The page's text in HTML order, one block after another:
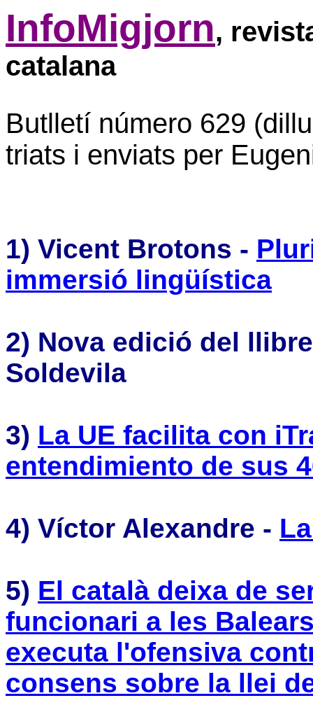
InfoMigjorn,
catalana
Butlletí número 629
triats i enviats per
1) Vicent Brotons -
immersió lingüística
2) Nova edició del llibre
Soldevila
3) La UE facilita con
entendimiento de sus
4) Víctor Alexandre -
5) El català deixa de
funcionari a les
executa l'ofensiva
consens sobre la llei